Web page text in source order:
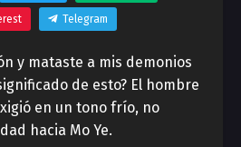
Telegram
y mataste a mis demonios
de esto? El hombre
en un tono frío, no
hacia Mo Ye.